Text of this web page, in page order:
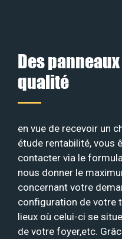
Des
qualité
en vue de recevoir un
étude rentabilité, vous
contacter via le
nous donner le
concernant votre
configuration de votre
lieux où celui-ci se
de votre foyer,etc.